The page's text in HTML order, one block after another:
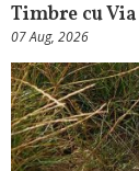
Timbre cu
07 Aug, 2026